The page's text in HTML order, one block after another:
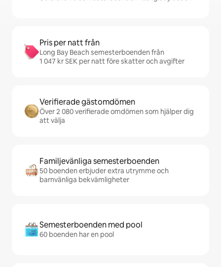
Pris per natt från
Long Bay Beach semesterboenden från
1 047 kr SEK per natt före skatter och avgifter
Verifierade gästomdömen
Över 2 080 verifierade omdömen som hjälper dig
att välja
Familjevänliga semesterboenden
50 boenden erbjuder extra utrymme och
barnvänliga bekvämligheter
Semesterboenden med pool
60 boenden har en pool